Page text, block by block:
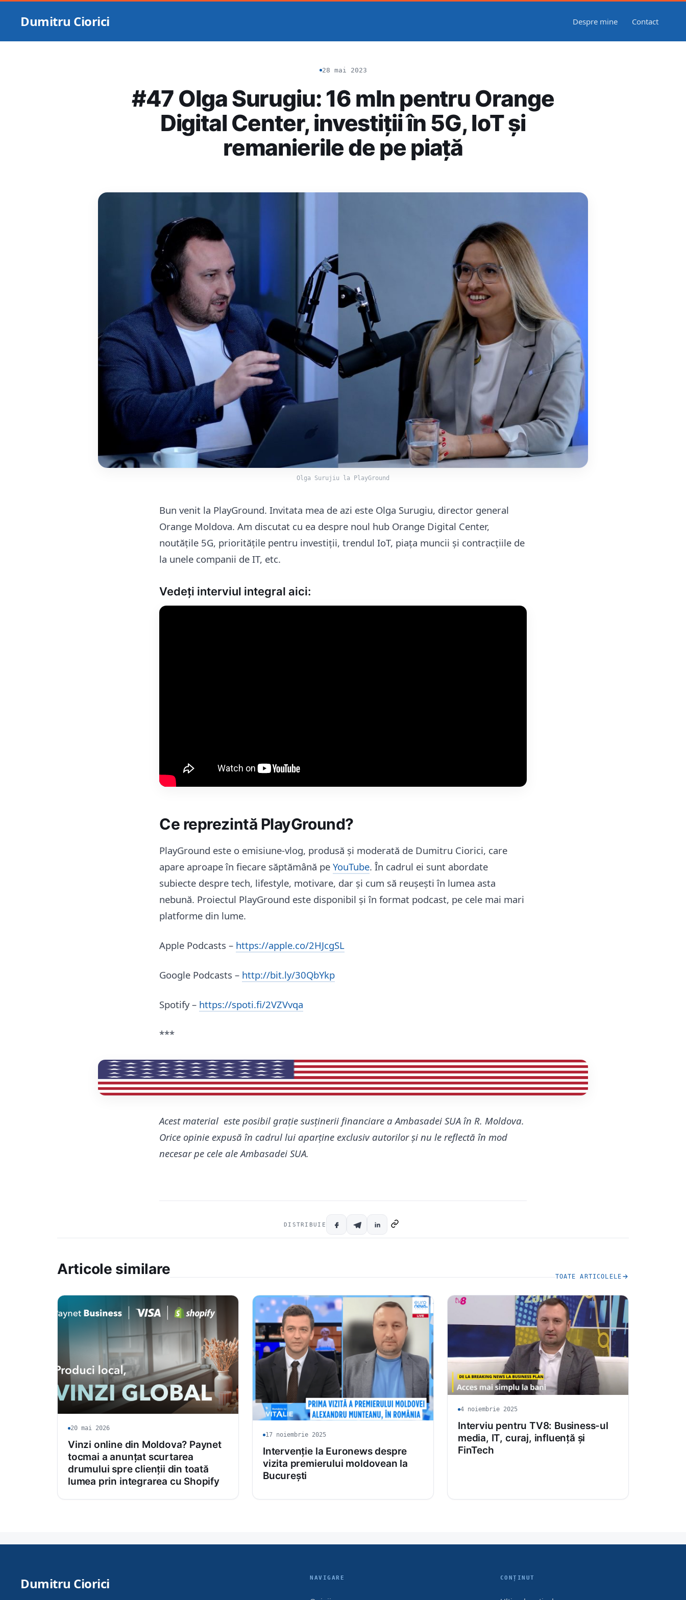
Dumitru Ciorici Despre mine Contact
28 mai 2023
#47 Olga Surugiu: 16 mln pentru Orange
Digital Center, investiții în 5G, IoT și
remanierile de pe piață
Olga Surujiu la PlayGround
Bun venit la PlayGround. Invitata mea de azi este Olga Surugiu, director general
Orange Moldova. Am discutat cu ea despre noul hub Orange Digital Center,
noutățile 5G, prioritățile pentru investiții, trendul IoT, piața muncii și contracțiile de
la unele companii de IT, etc.
Vedeți interviul integral aici:
Ce reprezintă PlayGround?
PlayGround este o emisiune-vlog, produsă și moderată de Dumitru Ciorici, care
apare aproape în fiecare săptămână pe YouTube. În cadrul ei sunt abordate
subiecte despre tech, lifestyle, motivare, dar și cum să reușești în lumea asta
nebună. Proiectul PlayGround este disponibil și în format podcast, pe cele mai mari
platforme din lume.
Apple Podcasts – https://apple.co/2HJcgSL
Google Podcasts – http://bit.ly/30QbYkp
Spotify – https://spoti.fi/2VZVvqa
***
Acest material este posibil grație susținerii financiare a Ambasadei SUA în R. Moldova.
Orice opinie expusă în cadrul lui aparține exclusiv autorilor și nu le reflectă în mod
necesar pe cele ale Ambasadei SUA.
DISTRIBUIE
Articole similare TOATE ARTICOLELE
20 mai 2026
Vinzi online din Moldova? Paynet
tocmai a anunțat scurtarea
drumului spre clienții din toată
lumea prin integrarea cu Shopify
17 noiembrie 2025
Intervenție la Euronews despre
vizita premierului moldovean la
București
4 noiembrie 2025
Interviu pentru TV8: Business-ul
media, IT, curaj, influență și
FinTech
Dumitru Ciorici NAVIGARE CONȚINUT